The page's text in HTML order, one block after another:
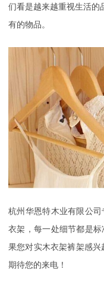
们看是越来越重视生活的
有的物品。
杭州华恩特木业有限公司
衣架，每一处细节都是标
果您对实木衣架裤架感兴
期待您的来电！